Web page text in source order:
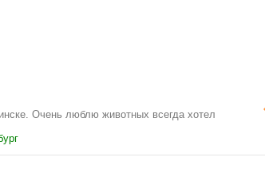
Очень люблю животных всегда хотел